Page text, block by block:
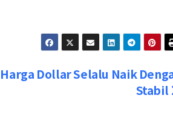
Dollar Selalu Naik
Stabil